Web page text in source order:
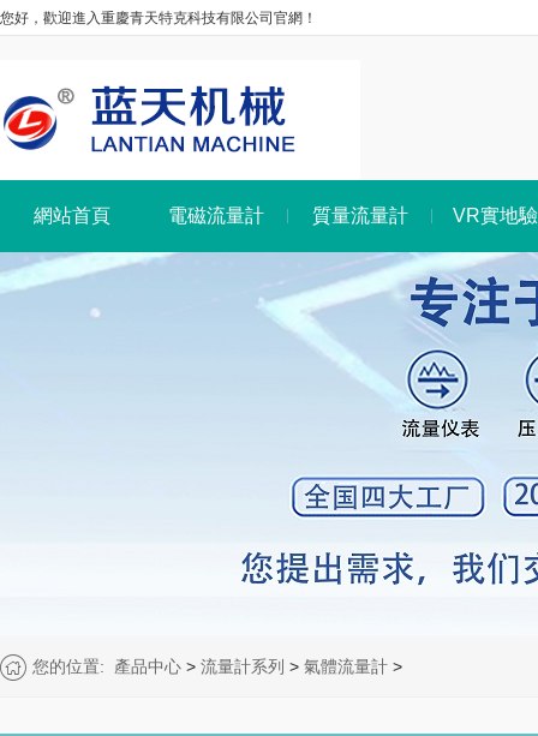
您好，歡迎進入重慶青天特克科技有限公司官網！
網站首頁 電磁流量計 質量流量計 VR實地
您的位置: 產品中心 > 流量計系列 > 氣體流量計 >